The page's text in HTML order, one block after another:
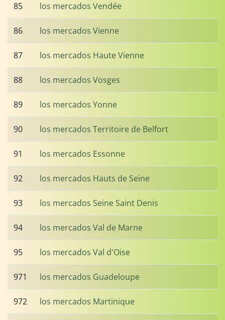
85 los mercados Vendée
86 los mercados Vienne
87 los mercados Haute Vienne
88 los mercados Vosges
89 los mercados Yonne
90 los mercados Territoire de Belfort
91 los mercados Essonne
92 los mercados Hauts de Seine
93 los mercados Seine Saint Denis
94 los mercados Val de Marne
95 los mercados Val d'Oise
971 los mercados Guadeloupe
972 los mercados Martinique